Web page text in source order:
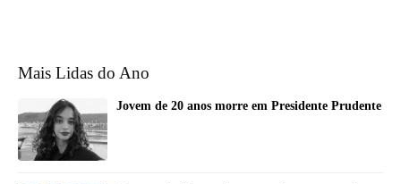
Mais Lidas do Ano
Jovem de 20 anos morre em Presidente Prudente